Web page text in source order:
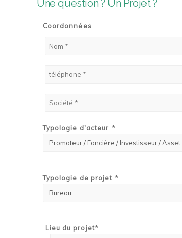
Une question ? Un Projet ?
Coordonnées
Typologie d'acteur *
Typologie de projet *
Lieu du projet*